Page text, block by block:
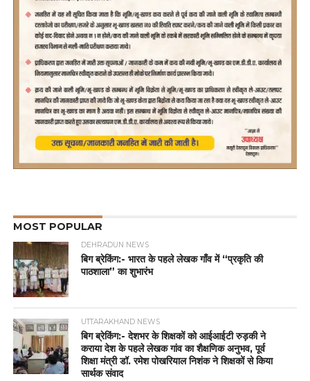
MOST POPULAR
DEHRADUN NEWS
बिग ब्रेकिंग:- भारत के पहले लेखक गाँव में “प्रकृति की
पाठशाला” का शुभारंभ
UTTARAKHAND NEWS
बिग ब्रेकिंग:- देशभर के शिक्षकों को आईआईटी रुड़की ने
कराया देश के पहले लेखक गांव का शैक्षणिक अनुभव, पूर्व
शिक्षा मंत्री डॉ. रमेश पोखरियाल निशंक ने शिक्षकों से किया
सार्थक संवाद